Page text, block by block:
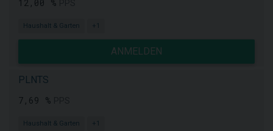
12,00 %
Haushalt & Garten +1
ANMELDEN
PLNTS
7,69 %
Haushalt & Garten +1